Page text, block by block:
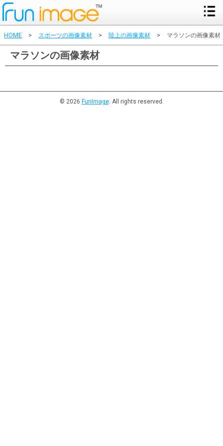
HOME > スポーツの画像素材 > 陸上の画像素材 > マラソンの画像素材
マラソンの画像素材
© 2026 FunImage. All rights reserved.